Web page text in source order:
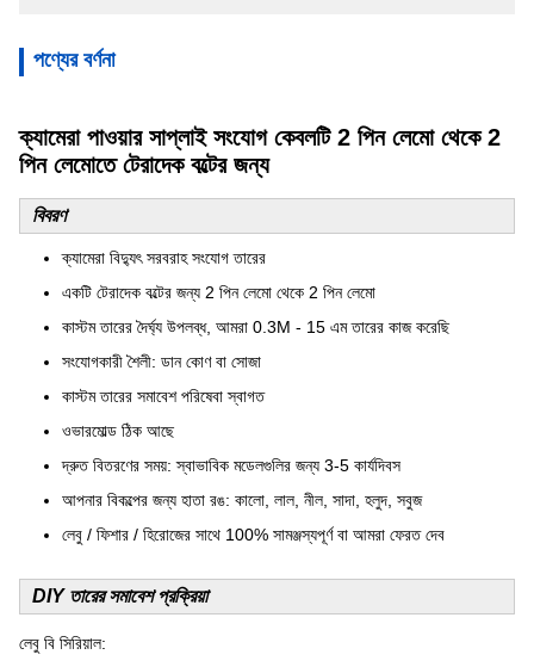
পণ্যের বর্ণনা
ক্যামেরা পাওয়ার সাপ্লাই সংযোগ কেবলটি 2 পিন লেমো থেকে 2
পিন লেমোতে টেরাদেক বল্টের জন্য
বিবরণ
ক্যামেরা বিদ্যুৎ সরবরাহ সংযোগ তারের
একটি টেরাদেক বল্টের জন্য 2 পিন লেমো থেকে 2 পিন লেমো
কাস্টম তারের দৈর্ঘ্য উপলব্ধ, আমরা 0.3M - 15 এম তারের কাজ করেছি
সংযোগকারী শৈলী: ডান কোণ বা সোজা
কাস্টম তারের সমাবেশ পরিষেবা স্বাগত
ওভারমোল্ড ঠিক আছে
দ্রুত বিতরণের সময়: স্বাভাবিক মডেলগুলির জন্য 3-5 কার্যদিবস
আপনার বিকল্পের জন্য হাতা রঙ: কালো, লাল, নীল, সাদা, হলুদ, সবুজ
লেবু / ফিশার / হিরোজের সাথে 100% সামঞ্জস্যপূর্ণ বা আমরা ফেরত দেব
DIY তারের সমাবেশ প্রক্রিয়া
লেবু বি সিরিয়াল: